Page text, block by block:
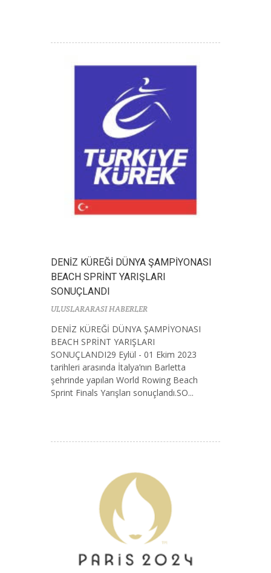
DENİZ KÜREĞİ DÜNYA ŞAMPİYONASI
BEACH SPRİNT YARIŞLARI
SONUÇLANDI
ULUSLARARASI HABERLER
DENİZ KÜREĞİ DÜNYA ŞAMPİYONASI
BEACH SPRİNT YARIŞLARI
SONUÇLANDI29 Eylül - 01 Ekim 2023
tarihleri arasında İtalya’nın Barletta
şehrinde yapılan World Rowing Beach
Sprint Finals Yarışları sonuçlandı.SO...